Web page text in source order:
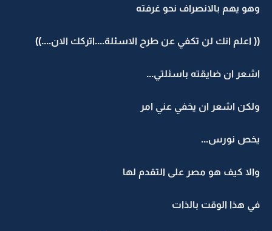
وهو يهم بالانصراف نحو غرفته
(( اعلم انك لن تكفي عن طرح الاسئلة....اتركك الان....))
اشعر ان ضايقته باسئلتي...
ولكن اشعر ان يخفي عني امر
يخص نورس...
والا كيف هو مصر على التقدم لها
في هذا الوقت بالذات